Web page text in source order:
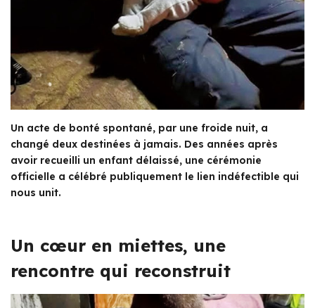
Un acte de bonté spontané, par une froide nuit, a
changé deux destinées à jamais. Des années après
avoir recueilli un enfant délaissé, une cérémonie
officielle a célébré publiquement le lien indéfectible qui
nous unit.
Un cœur en miettes, une
rencontre qui reconstruit